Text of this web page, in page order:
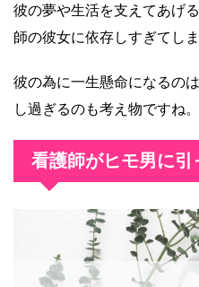
彼の夢や生活を支えてあげ
師の彼女に依存しすぎてし
彼の為に一生懸命になるの
し過ぎるのも考え物ですね。
看護師がヒモ男に